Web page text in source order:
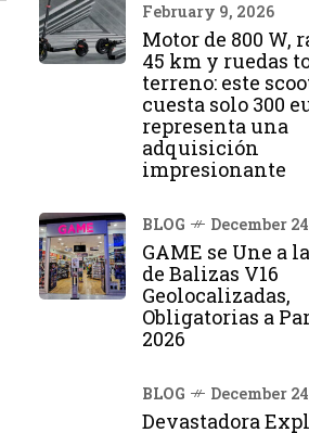
February 9, 2026
Motor de 800 W,
45 km y ruedas
terreno: este
cuesta solo 300
representa una
adquisición
impresionante
BLOG December
GAME se Une a
de Balizas V16
Geolocalizadas,
Obligatorias a
2026
BLOG December
Devastadora